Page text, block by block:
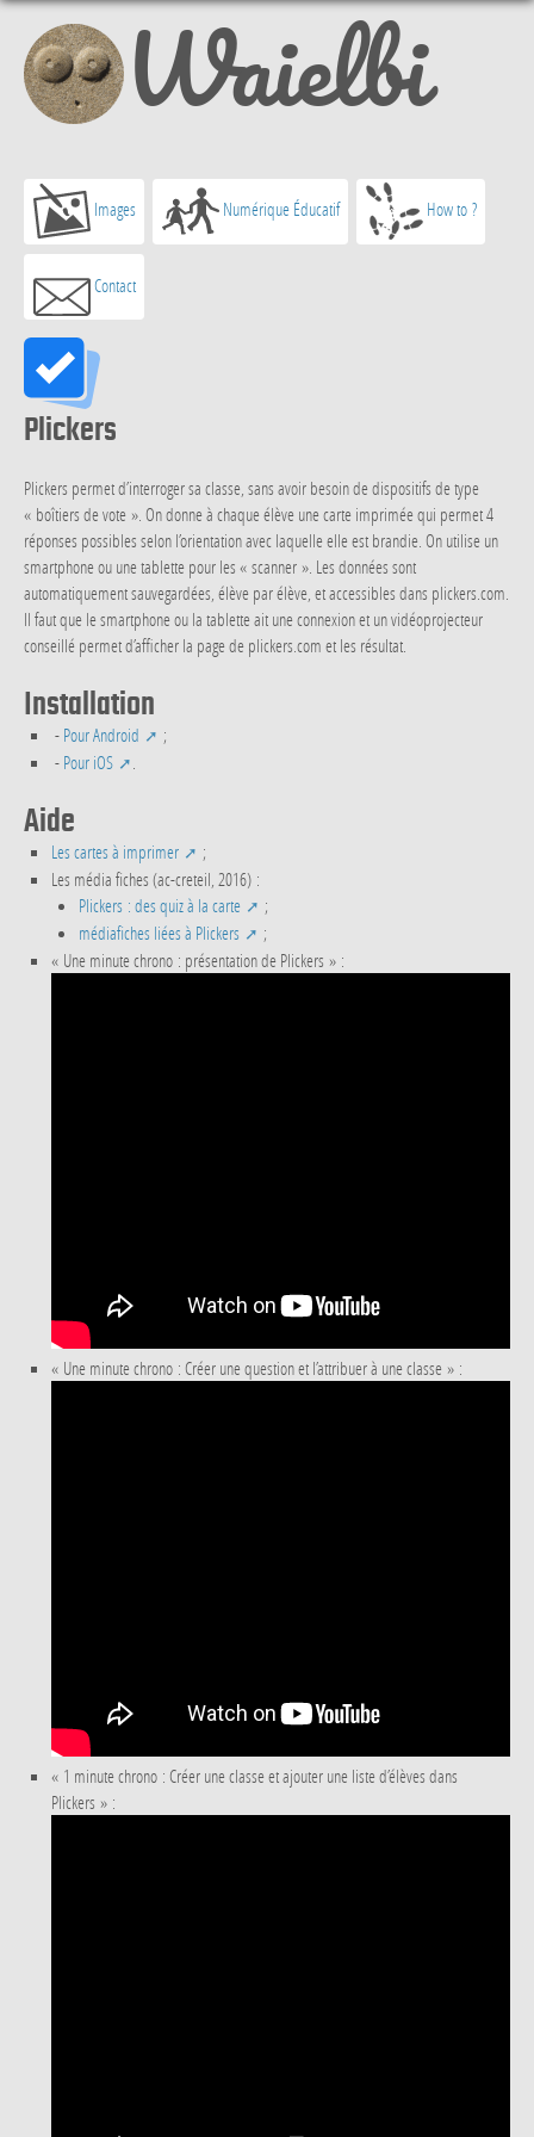
Waielbi
Images Numérique Éducatif How to ?
Contact
Plickers
Plickers permet d’interroger sa classe, sans avoir besoin de dispositifs de type
« boîtiers de vote ». On donne à chaque élève une carte imprimée qui permet 4
réponses possibles selon l’orientation avec laquelle elle est brandie. On utilise un
smartphone ou une tablette pour les « scanner ». Les données sont
automatiquement sauvegardées, élève par élève, et accessibles dans plickers.com.
Il faut que le smartphone ou la tablette ait une connexion et un vidéoprojecteur
conseillé permet d’afficher la page de plickers.com et les résultat.
Installation
- Pour Android
;
- Pour iOS
Aide
Les cartes à imprimer
;
Les média fiches (ac-creteil, 2016) :
Plickers : des quiz à la carte
;
médiafiches liées à Plickers
;
« Une minute chrono : présentation de Plickers » :
« Une minute chrono : Créer une question et l’attribuer à une classe » :
« 1 minute chrono : Créer une classe et ajouter une liste d’élèves dans
Plickers » :